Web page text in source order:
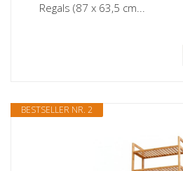
Regals (87 x 63,5 cm...
BESTSELLER NR. 2